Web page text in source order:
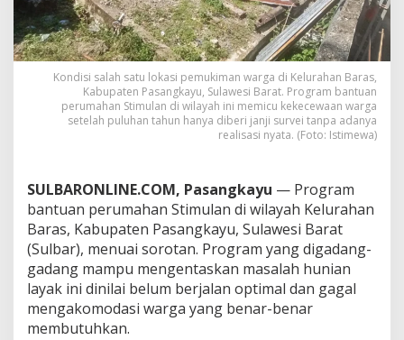
e
r
i
J
a
n
j
i
r
g
a
B
a
r
a
s
P
Kondisi salah satu lokasi pemukiman warga di Kelurahan Baras,
Kabupaten Pasangkayu, Sulawesi Barat. Program bantuan
perumahan Stimulan di wilayah ini memicu kekecewaan warga
setelah puluhan tahun hanya diberi janji survei tanpa adanya
realisasi nyata. (Foto: Istimewa)
SULBARONLINE.COM, Pasangkayu — Program
bantuan perumahan Stimulan di wilayah Kelurahan
Baras, Kabupaten Pasangkayu, Sulawesi Barat
(Sulbar), menuai sorotan. Program yang digadang-
gadang mampu mengentaskan masalah hunian
layak ini dinilai belum berjalan optimal dan gagal
mengakomodasi warga yang benar-benar
membutuhkan.